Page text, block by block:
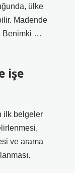
ülke
Madende
Benimki …
işe
ilk belgeler
ve arama